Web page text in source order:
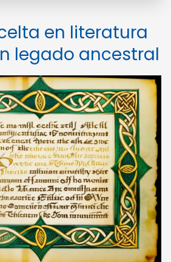
en literatura
legado ancestral